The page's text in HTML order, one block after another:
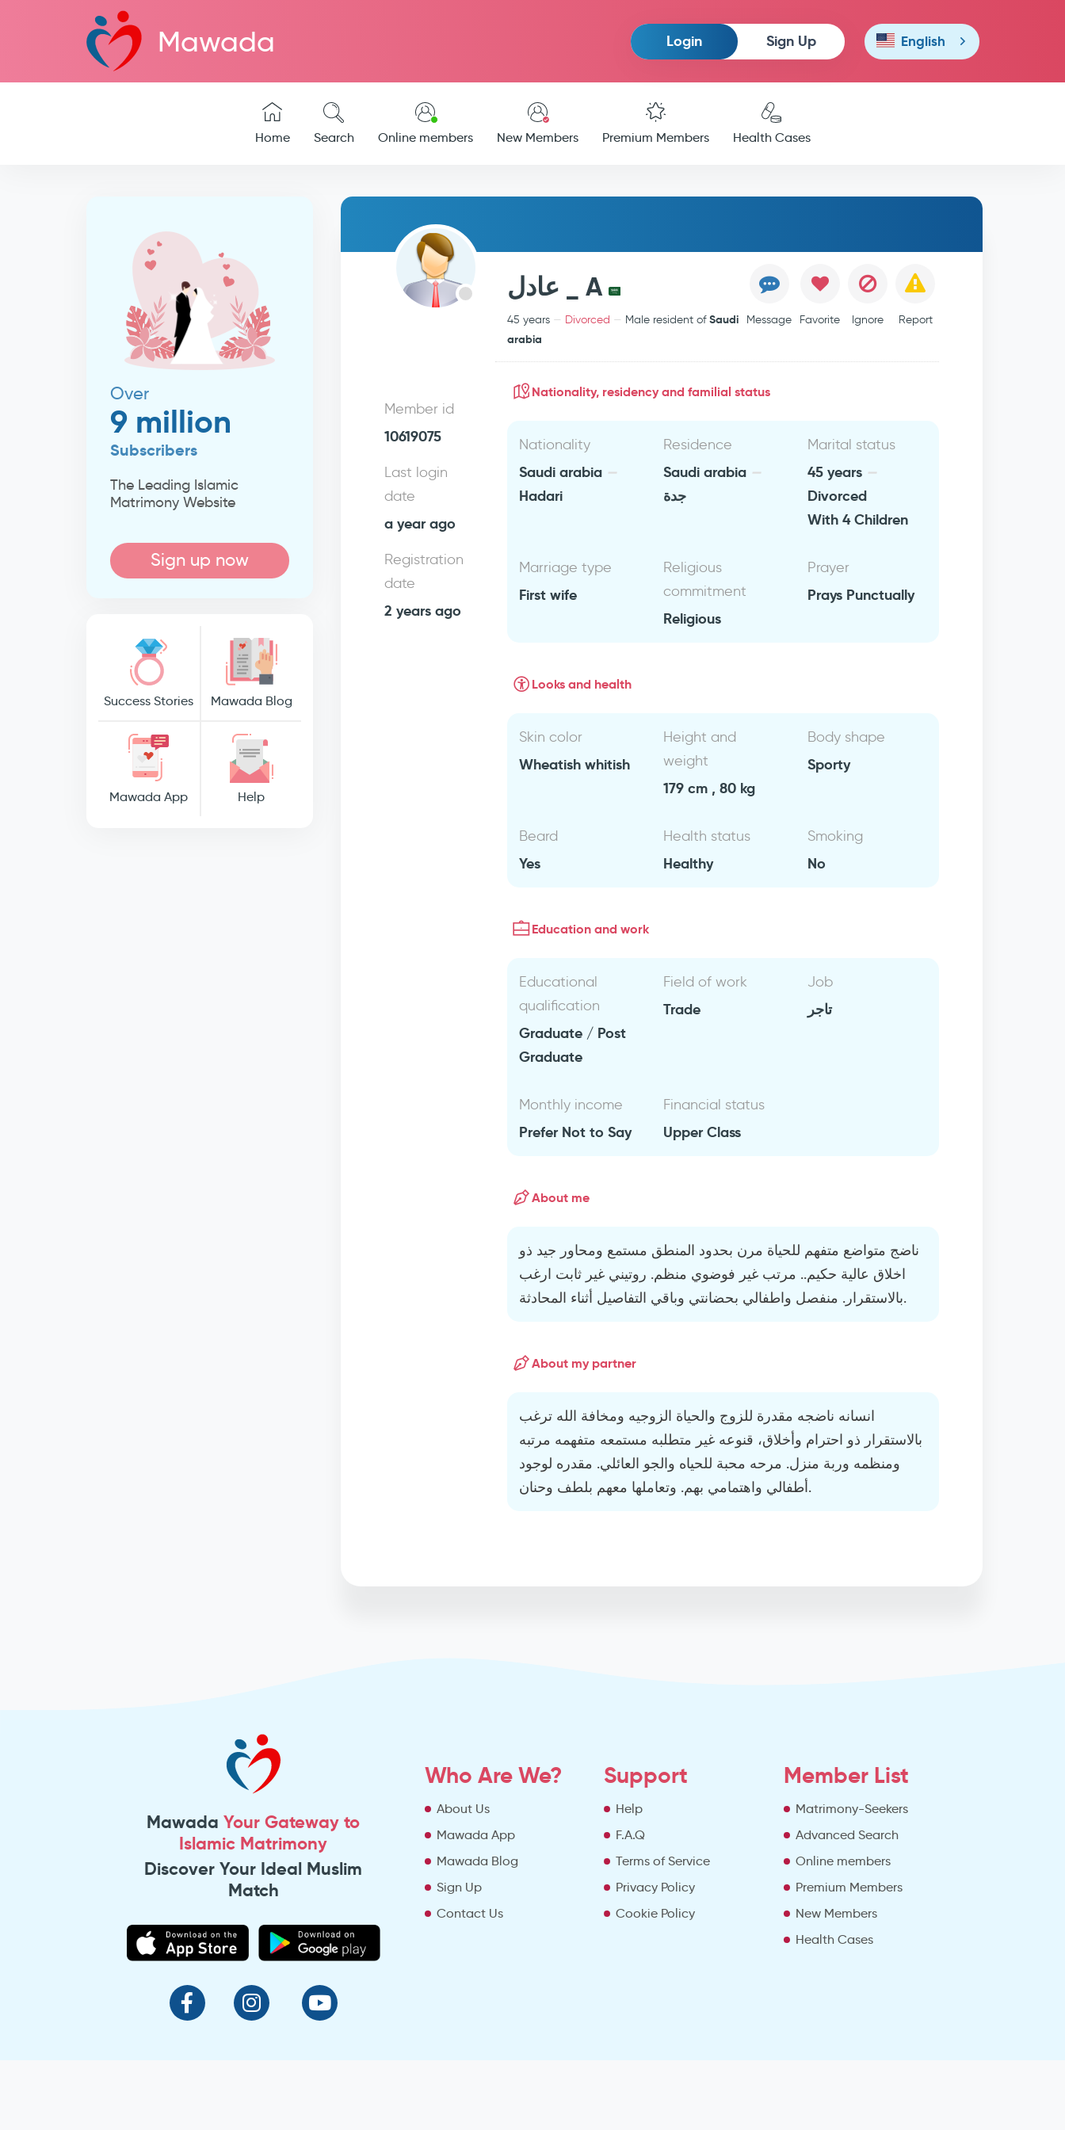
Mawada Login Sign Up English
Home Search Online members New Members Premium Members Health Cases
Over
9 million
Subscribers
The Leading Islamic
Matrimony Website
Sign up now
Success Stories Mawada Blog
Mawada App Help
عادل _ A
45 years Divorced Male resident ofSaudi
arabia
Message Favorite Ignore Report
Member id
10619075
Last login
date
a year ago
Registration
date
2 years ago
Nationality, residency and familial status
Nationality
Saudi arabia
Hadari
Residence
Saudi arabia
جدة
Marital status
45 years
Divorced
With 4 Children
Marriage type
First wife
Religious
commitment
Religious
Prayer
Prays Punctually
Looks and health
Skin color
Wheatish whitish
Height and
weight
179 cm , 80 kg
Body shape
Sporty
Beard
Yes
Health status
Healthy
Smoking
No
Education and work
Educational
qualification
Graduate / Post
Graduate
Field of work
Trade
Job
تاجر
Monthly income
Prefer Not to Say
Financial status
Upper Class
About me
ناضج متواضع متفهم للحياة مرن بحدود المنطق مستمع ومحاور جيد ذو
اخلاق عالية حكيم.. مرتب غير فوضوي منظم. روتيني غير ثابت ارغب
بالاستقرار. منفصل واطفالي بحضانتي وباقي التفاصيل أثناء المحادثة.
About my partner
انسانه ناضجه مقدرة للزوج والحياة الزوجيه ومخافة الله ترغب
بالاستقرار ذو احترام وأخلاق، قنوعه غير متطلبه مستمعه متفهمه مرتبه
ومنظمه وربة منزل. مرحه محبة للحياه والجو العائلي. مقدره لوجود
أطفالي واهتمامي بهم. وتعاملها معهم بلطف وحنان.
MawadaYour Gateway to
Islamic Matrimony
Discover Your Ideal Muslim
Match
Who Are We?
About Us
Mawada App
Mawada Blog
Sign Up
Contact Us
Support
Help
F.A.Q
Terms of Service
Privacy Policy
Cookie Policy
Member List
Matrimony-Seekers
Advanced Search
Online members
Premium Members
New Members
Health Cases